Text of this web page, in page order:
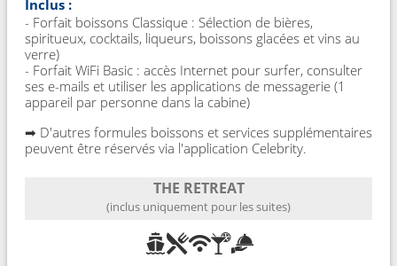
Inclus :
- Forfait boissons Classique : Sélection de bières,
spiritueux, cocktails, liqueurs, boissons glacées et vins au
verre)
- Forfait WiFi Basic : accès Internet pour surfer, consulter
ses e-mails et utiliser les applications de messagerie (1
appareil par personne dans la cabine)
➡ D'autres formules boissons et services supplémentaires
peuvent être réservés via l'application Celebrity.
THE RETREAT
(inclus uniquement pour les suites)